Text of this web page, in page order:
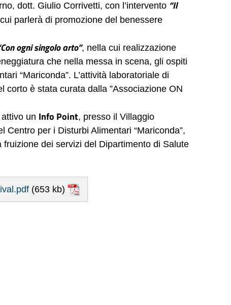
dott. Giulio Corrivetti, con l’intervento “Il
parlerà di promozione del benessere
ogni singolo arto”, nella cui realizzazione
che nella messa in scena, gli ospiti
“Mariconda”. L’attività laboratoriale di
è stata curata dalla ”Associazione ON
un Info Point, presso il Villaggio
per i Disturbi Alimentari “Mariconda”,
dei servizi del Dipartimento di Salute
(653 kb)